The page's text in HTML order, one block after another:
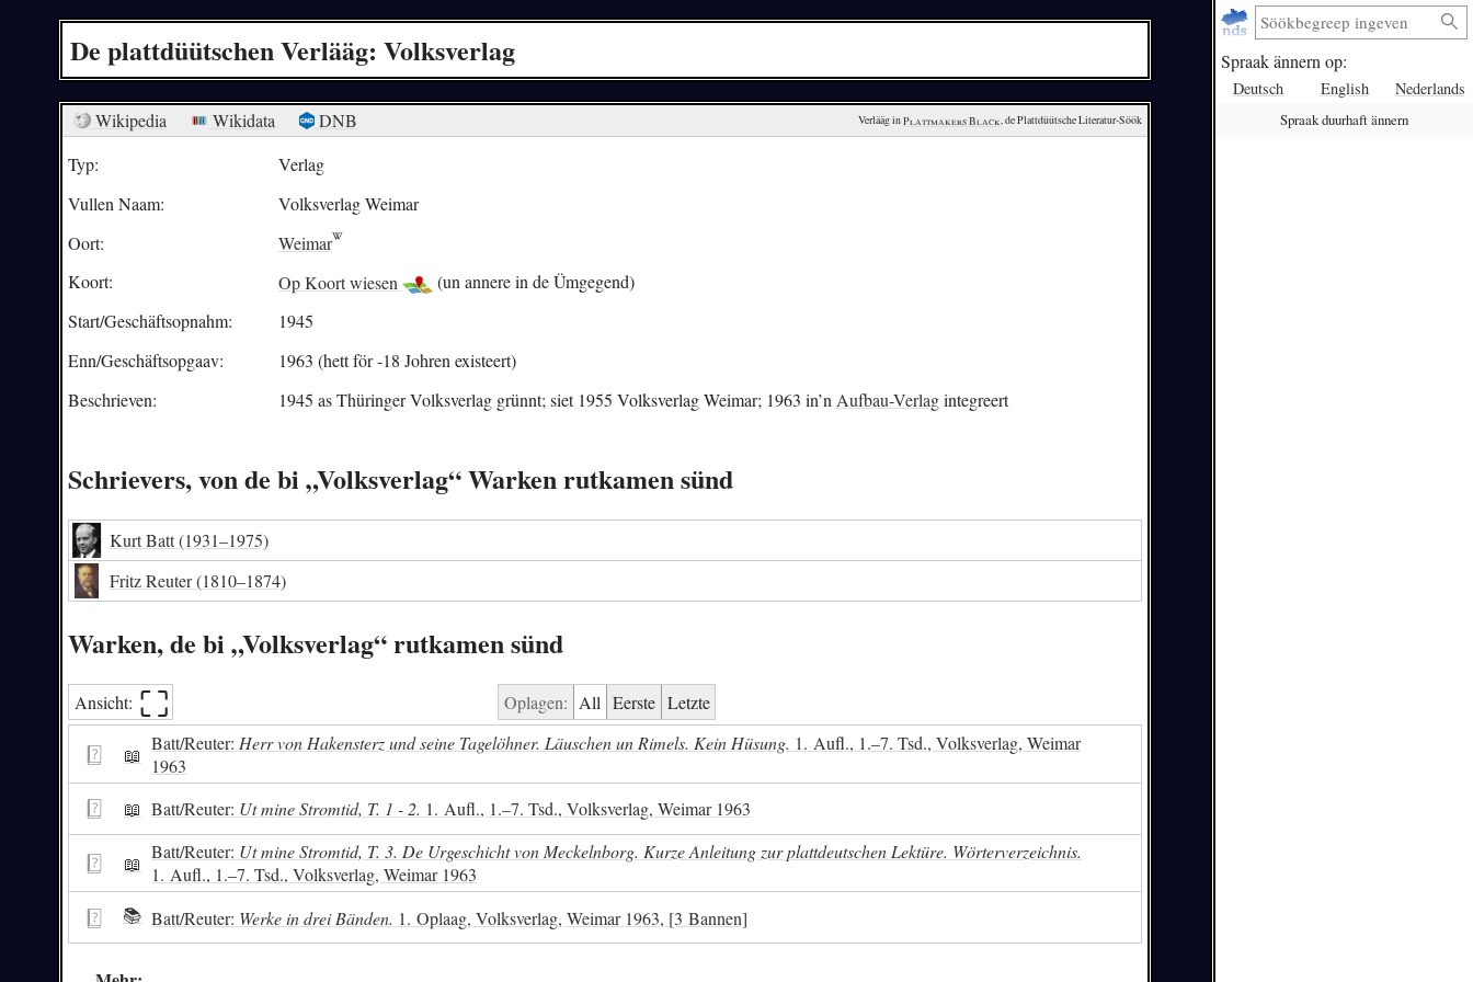
Spraak ännern op:
Deutsch English Nederlands
Spraak duurhaft ännern
De plattdüütschen Verlääg: Volksverlag
Wikipedia Wikidata DNB Verlääg in Plattmakers Black, de Plattdüütsche Literatur-Söök
Typ:
Verlag
Vullen Naam:
Volksverlag Weimar
Oort:
Weimar
Koort:
Op Koort wiesen
(un annere in de Ümgegend)
Start/Geschäftsopnahm:
1945
Enn/Geschäftsopgaav:
1963 (hett för -18 Johren existeert)
Beschrieven:
1945 as Thüringer Volksverlag grünnt; siet 1955 Volksverlag Weimar; 1963 in’n Aufbau-Verlagintegreert
Schrievers, von de bi „Volksverlag“ Warken rutkamen sünd
Kurt Batt(1931–1975)
Fritz Reuter(1810–1874)
Warken, de bi „Volksverlag“ rutkamen sünd
Ansicht: ⛶︎ Oplagen: All Eerste Letzte
📖 Batt/Reuter: Herr von Hakensterz und seine Tagelöhner. Läuschen un Rimels. Kein Hüsung. 1. Aufl., 1.–7. Tsd., Volksverlag, Weimar
1963
📖 Batt/Reuter: Ut mine Stromtid, T. 1 - 2. 1. Aufl., 1.–7. Tsd., Volksverlag, Weimar 1963
📖 Batt/Reuter: Ut mine Stromtid, T. 3. De Urgeschicht von Meckelnborg. Kurze Anleitung zur plattdeutschen Lektüre. Wörterverzeichnis.
1. Aufl., 1.–7. Tsd., Volksverlag, Weimar 1963
📚 Batt/Reuter: Werke in drei Bänden. 1. Oplaag, Volksverlag, Weimar 1963, [3 Bannen]